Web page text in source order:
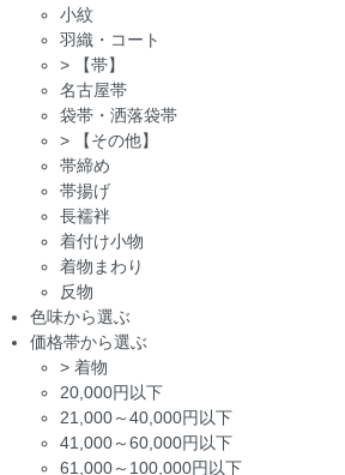
小紋
羽織・コート
>
【帯】
名古屋帯
袋帯・洒落袋帯
>
【その他】
帯締め
帯揚げ
長襦袢
着付け小物
着物まわり
反物
色味から選ぶ
価格帯から選ぶ
> 着物
20,000円以下
21,000～40,000円以下
41,000～60,000円以下
61,000～100,000円以下